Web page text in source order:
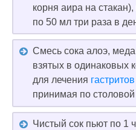
корня аира на
по 50 мл три раза в
Смесь сока алоэ,
взятых в одинаковых
для лечения гастритов
принимая по
Чистый сок пьют по 1